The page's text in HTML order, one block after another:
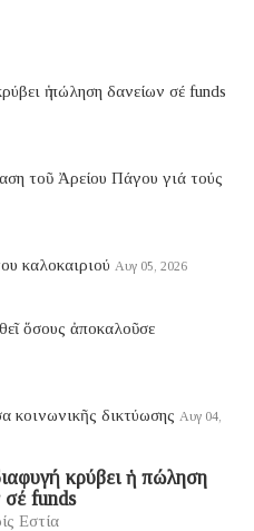
ἡ πώληση δανείων σέ funds
τοῦ Ἀρείου Πάγου γιά τούς
καλοκαιριού Αυγ 05, 2026
ὅσους ἀποκαλοῦσε
κοινωνικῆς δικτύωσης Αυγ 04,
κρύβει ἡ πώληση
σέ funds
Εστία